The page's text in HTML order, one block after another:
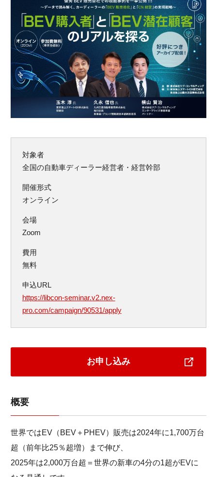
対象者
全国の自動車ディーラー経営者・経営幹部
開催形式
オンライン
会場
Zoom
費用
無料
申込URL
https://libcon-seminar.v2.nex-
pro.com/campaign/90531/apply
お申し込み
概要
世界ではEV（BEV＋PHEV）販売は2024年に1,700万台
超（前年比25％超増）まで伸び、
2025年は2,000万台超＝世界の新車の4分の1超がEVに